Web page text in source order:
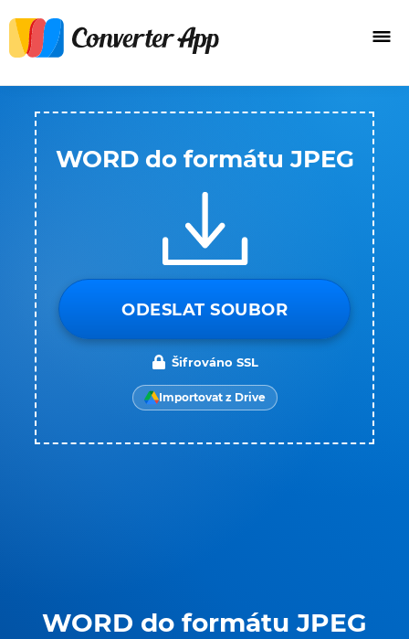
WORD do formátu JPEG
WORD do formátu JPEG
ODESLAT SOUBOR
Šifrováno SSL
Importovat z Drive